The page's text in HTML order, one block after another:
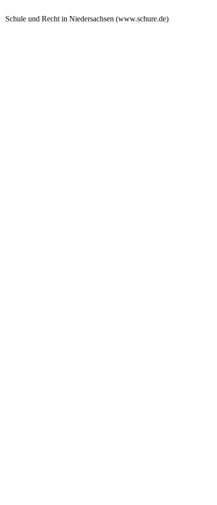
Schule und Recht in Niedersachsen (www.schure.de)